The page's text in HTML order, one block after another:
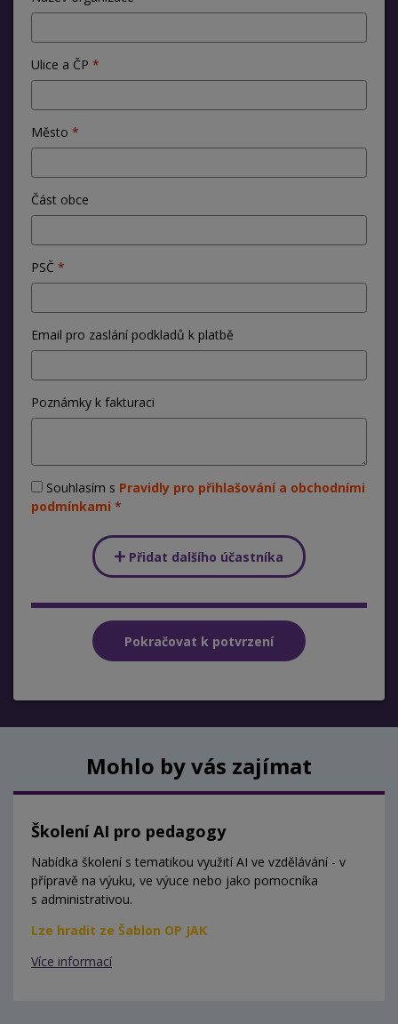
Ulice a ČP
Město
Část obce
PSČ
Email pro zaslání podkladů k platbě
Poznámky k fakturaci
Souhlasím s Pravidly pro přihlašování a obchodními
podmínkami
Přidat dalšího účastníka
Mohlo by vás zajímat
Školení AI pro pedagogy
Nabídka školení s tematikou využití AI ve vzdělávání - v
přípravě na výuku, ve výuce nebo jako pomocníka
s administrativou.
Lze hradit ze Šablon OP JAK
Více informací